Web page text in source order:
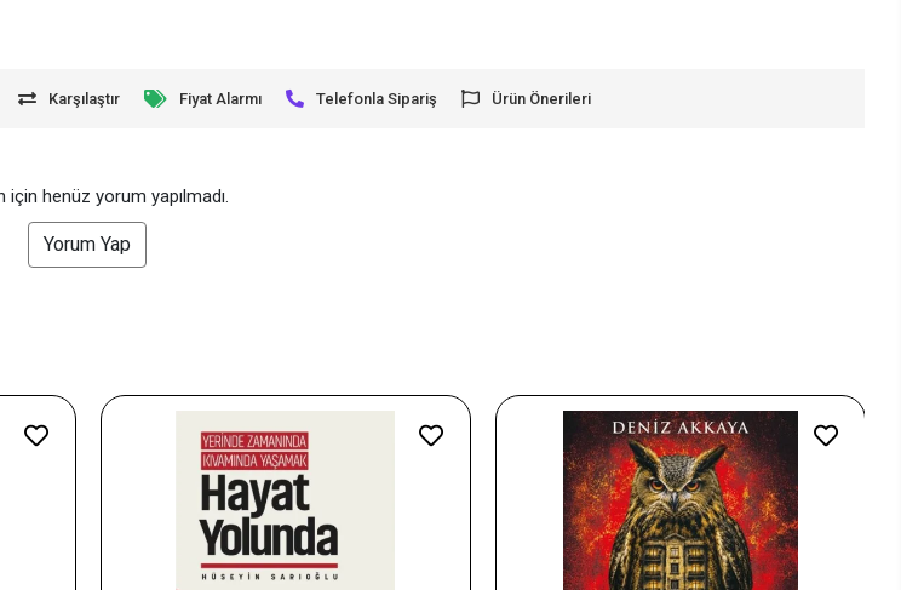
Karşılaştır Fiyat Alarmı Telefonla Sipariş Ürün Önerileri
için henüz yorum yapılmadı.
Yorum Yap